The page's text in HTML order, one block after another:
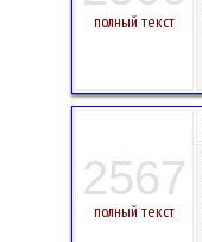
полный текст
2567
полный текст